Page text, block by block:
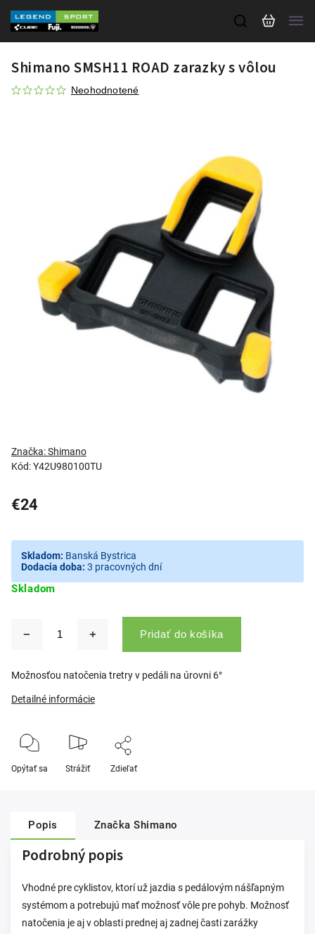
Shimano SMSH11 ROAD zarazky s vôlou
Neohodnotené
Kód:Y42U980100TU
Značka:Shimano
€24
Skladom
Skladom: Banská Bystrica
Dodacia doba: 3 pracovných dní
Pridať do košíka
Možnosťou natočenia tretry v pedáli na úrovni 6°
Detailné informácie
Opýtať sa Strážiť Zdieľať
Popis Značka Shimano
Podrobný popis
Vhodné pre cyklistov, ktorí už jazdia s pedálovým nášľapným
systémom a potrebujú mať možnosť vôle pre pohyb. Možnosť
natočenia je aj v oblasti prednej aj zadnej časti zarážky